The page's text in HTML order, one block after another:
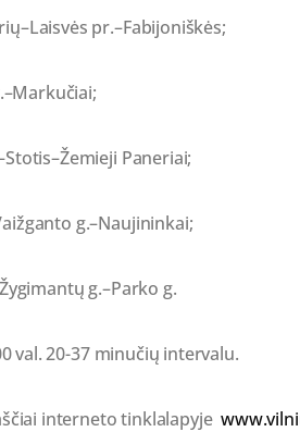
pr.–Fabijoniškės;
Paneriai;
g.–Naujininkai;
g.–Parko g.
val. 20-37 minučių intervalu.
interneto tinklalapyje